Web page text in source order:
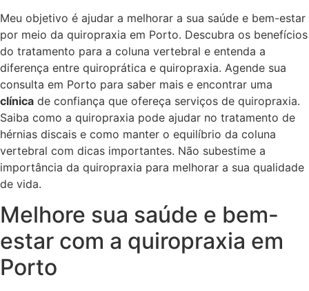
Meu objetivo é ajudar a melhorar a sua saúde e bem-estar
por meio da quiropraxia em Porto. Descubra os benefícios
do tratamento para a coluna vertebral e entenda a
diferença entre quiroprática e quiropraxia. Agende sua
consulta em Porto para saber mais e encontrar uma
clínica de confiança que ofereça serviços de quiropraxia.
Saiba como a quiropraxia pode ajudar no tratamento de
hérnias discais e como manter o equilíbrio da coluna
vertebral com dicas importantes. Não subestime a
importância da quiropraxia para melhorar a sua qualidade
de vida.
Melhore sua saúde e bem-
estar com a quiropraxia em
Porto